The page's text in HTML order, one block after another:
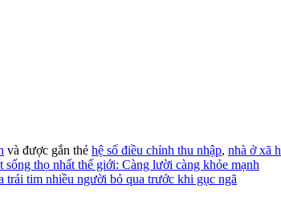
và được gắn thẻ hệ số điều chỉnh thu nhập, nhà ở xã
sống thọ nhất thế giới: Càng lười càng khỏe mạnh
trái tim nhiều người bỏ qua trước khi gục ngã